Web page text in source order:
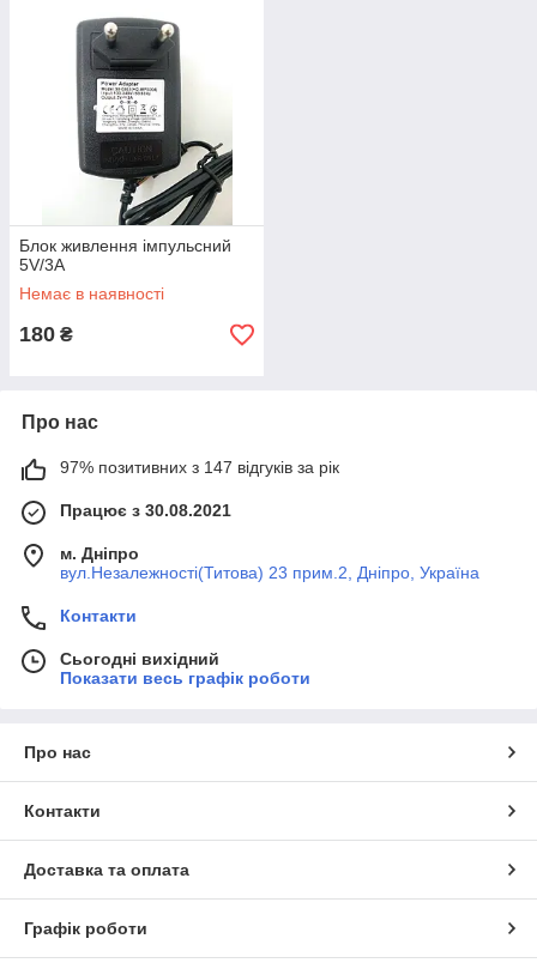
Блок живлення імпульсний
5V/3A
Немає в наявності
180 ₴
Про нас
97% позитивних з 147 відгуків за рік
Працює з 30.08.2021
м. Дніпро
вул.Незалежності(Титова) 23 прим.2, Дніпро, Україна
Контакти
Сьогодні вихідний
Показати весь графік роботи
Про нас
Контакти
Доставка та оплата
Графік роботи